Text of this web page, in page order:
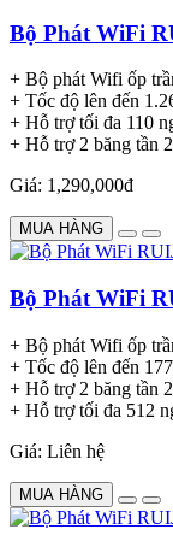
Bộ Phát WiFi
+ Bộ phát Wifi ốp
+ Tốc độ lên đến
+ Hỗ trợ tối đa 110
+ Hỗ trợ 2 băng tần
Giá: 1,290,000đ
MUA HÀNG
Bộ Phát WiFi
+ Bộ phát Wifi ốp
+ Tốc độ lên đến
+ Hỗ trợ 2 băng tần
+ Hỗ trợ tối đa 512
Giá: Liên hệ
MUA HÀNG